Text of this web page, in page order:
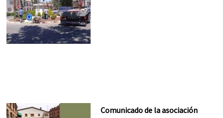
Comunicado de la asociación